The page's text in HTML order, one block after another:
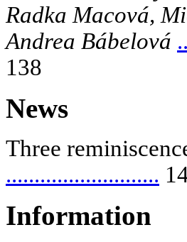
Radka Macová,
Andrea Bábelová
138
News
Three
...........................
Information